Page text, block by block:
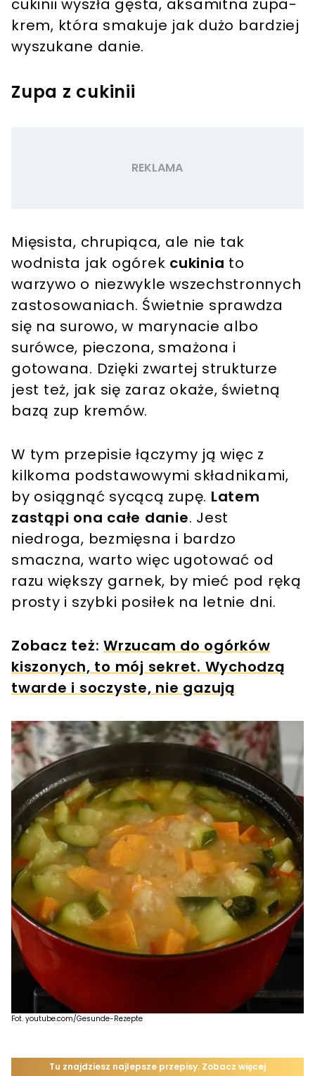
cukinii wyszła gęsta, aksamitna zupa-
krem, która smakuje jak dużo bardziej
wyszukane danie.
Zupa z cukinii
Mięsista, chrupiąca, ale nie tak
wodnista jak ogórek cukinia to
warzywo o niezwykle wszechstronnych
zastosowaniach. Świetnie sprawdza
się na surowo, w marynacie albo
surówce, pieczona, smażona i
gotowana. Dzięki zwartej strukturze
jest też, jak się zaraz okaże, świetną
bazą zup kremów.
W tym przepisie łączymy ją więc z
kilkoma podstawowymi składnikami,
by osiągnąć sycącą zupę. Latem
zastąpi ona całe danie. Jest
niedroga, bezmięsna i bardzo
smaczna, warto więc ugotować od
razu większy garnek, by mieć pod ręką
prosty i szybki posiłek na letnie dni.
Zobacz też: Wrzucam do ogórków
kiszonych, to mój sekret. Wychodzą
twarde i soczyste, nie gazują
Fot. youtube.com/Gesunde-Rezepte